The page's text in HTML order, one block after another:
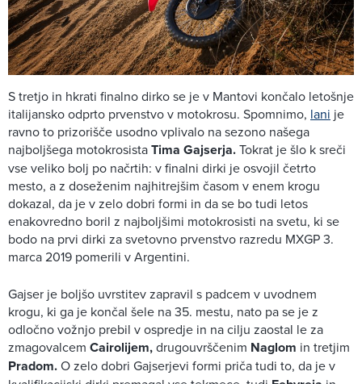
S tretjo in hkrati finalno dirko se je v Mantovi končalo letošnje
italijansko odprto prvenstvo v motokrosu. Spomnimo, lani je
ravno to prizorišče usodno vplivalo na sezono našega
najboljšega motokrosistaTima Gajserja.Tokrat je šlo k sreči
vse veliko bolj po načrtih: v finalni dirki je osvojil četrto
mesto, a z doseženim najhitrejšim časom v enem krogu
dokazal, da je v zelo dobri formi in da se bo tudi letos
enakovredno boril z najboljšimi motokrosisti na svetu, ki se
bodo na prvi dirki za svetovno prvenstvo razredu MXGP 3.
marca 2019 pomerili v Argentini.
Gajser je boljšo uvrstitev zapravil s padcem v uvodnem
krogu, ki ga je končal šele na 35. mestu, nato pa se je z
odločno vožnjo prebil v ospredje in na cilju zaostal le za
zmagovalcem Cairolijem,drugouvrščenim Naglom in tretjim
Pradom.O zelo dobri Gajserjevi formi priča tudi to, da je v